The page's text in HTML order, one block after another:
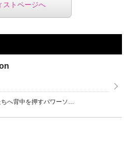
ストページへ
“今”を生きる人たちへ背中を押すパワーソング「キミのHorizon」を収録した、シンガソングライター ...